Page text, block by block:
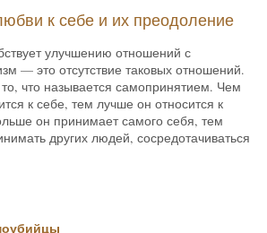
к себе и их преодоление
улучшению отношений с
— это отсутствие таковых отношений.
что называется самопринятием. Чем
к себе, тем лучше он относится к
он принимает самого себя, тем
других людей, сосредотачиваться